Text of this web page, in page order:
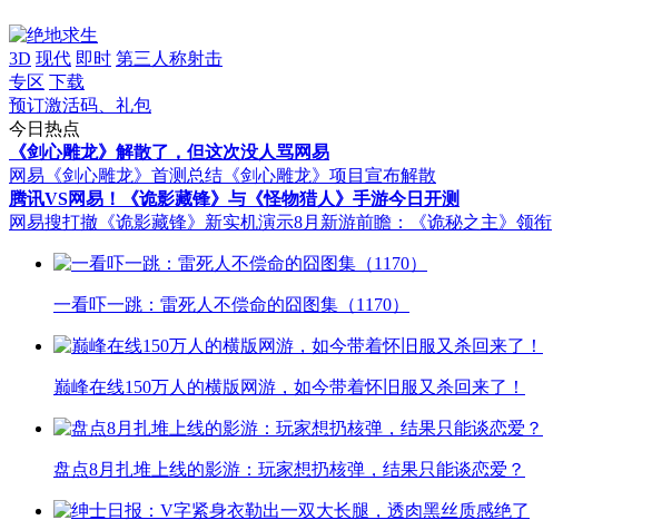
3D 现代 即时 第三人称射击
专区 下载
预订激活码、礼包
今日热点
《剑心雕龙》解散了，但这次没人骂网易
网易《剑心雕龙》首测总结 《剑心雕龙》项目宣布解散
腾讯VS网易！《诡影藏锋》与《怪物猎人》手游今日开测
网易搜打撤《诡影藏锋》新实机演示8月新游前瞻：《诡秘之主》领衔
一看吓一跳：雷死人不偿命的囧图集（1170）
巅峰在线150万人的横版网游，如今带着怀旧服又杀回来了！
盘点8月扎堆上线的影游：玩家想扔核弹，结果只能谈恋爱？